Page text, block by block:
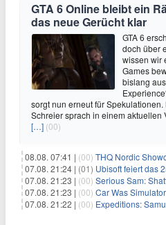
GTA 6 Online bleibt ein
das neue Gerücht klar
GTA 6
doch über
wissen wir
Games
bislang
sorgt nun erneut für
Schreier sprach in einem aktuellen
[…] (00)
08.08. 07:41 | (00) THQ Nordic
07.08. 21:24 | (01) Ubisoft feiert das 25-jährige
07.08. 21:23 | (00) Serious Sam:
07.08. 21:23 | (00) Car Was Simulator
07.08. 21:22 | (00) Expeditions: Samurai –